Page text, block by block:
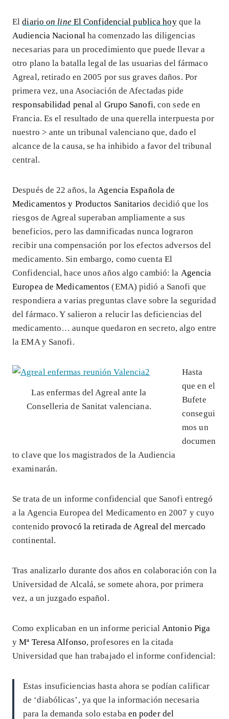
Eldiarioon lineEl Confidencial publica hoyque la
Audiencia Nacional ha comenzado las diligencias
necesarias para un procedimiento que puede llevar a
otro plano la batalla legal de las usuarias del fármaco
Agreal, retirado en 2005 por sus graves daños. Por
primera vez, una Asociación de Afectadas pide
responsabilidad penal al Grupo Sanofi, con sede en
Francia. Es el resultado de una querella interpuesta por
nuestro > ante un tribunal valenciano que, dado el
alcance de la causa, se ha inhibido a favor del tribunal
central.
Después de 22 años, la Agencia Española de
Medicamentos y Productos Sanitarios decidió que los
riesgos de Agreal superaban ampliamente a sus
beneficios, pero las damnificadas nunca lograron
recibir una compensación por los efectos adversos del
medicamento. Sin embargo, como cuenta El
Confidencial, hace unos años algo cambió: la Agencia
Europea de Medicamentos (EMA) pidió a Sanofi que
respondiera a varias preguntas clave sobre la seguridad
del fármaco. Y salieron a relucir las deficiencias del
medicamento… aunque quedaron en secreto, algo entre
la EMA y Sanofi.
Las enfermas del Agreal ante la
Conselleria de Sanitat valenciana.
Hasta
que en el
Bufete
consegui
mos un
documen
to clave que los magistrados de la Audiencia
examinarán.
Se trata de un informe confidencial que Sanofi entregó
a la Agencia Europea del Medicamento en 2007 y cuyo
contenidoprovocó la retirada de Agreal del mercado
continental.
Tras analizarlo durante dos años en colaboración con la
Universidad de Alcalá, se somete ahora, por primera
vez, a un juzgado español.
Como explicaban en un informe pericial Antonio Piga
yMª Teresa Alfonso, profesores en la citada
Universidad que han trabajado el informe confidencial:
Estas insuficiencias hasta ahora se podían calificar
de ‘diabólicas’, ya que la información necesaria
para la demanda solo estaba en poder del